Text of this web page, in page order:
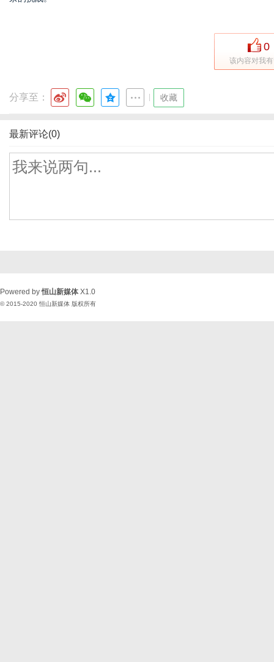
0
该内容对我
分享至： 收藏
最新评论(0)
Powered by恒山新媒体 X1.0
© 2015-2020 恒山新媒体 版权所有